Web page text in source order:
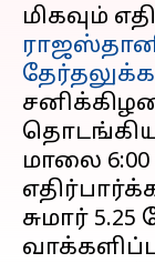
மிகவும்
மாலை
சுமார்